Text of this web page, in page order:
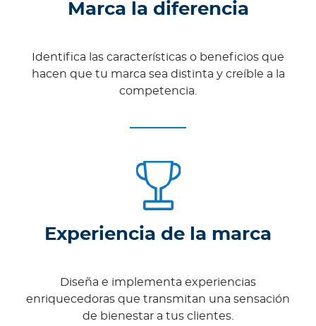
Marca la diferencia
Identifica las características o beneficios que
hacen que tu marca sea distinta y creíble a la
competencia.
Experiencia de la marca
Diseña e implementa experiencias
enriquecedoras que transmitan una sensación
de bienestar a tus clientes.